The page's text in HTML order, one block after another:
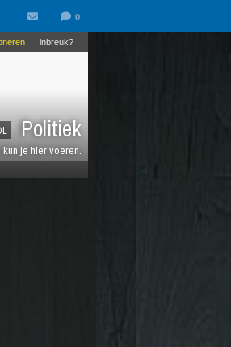
Politiek
je hier voeren.
inbreuk?